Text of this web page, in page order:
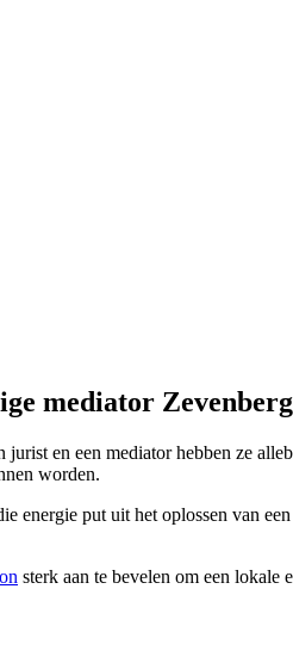
mediator
jurist en een mediator hebben ze
worden.
energie put uit het oplossen van
sterk aan te bevelen om een lokale